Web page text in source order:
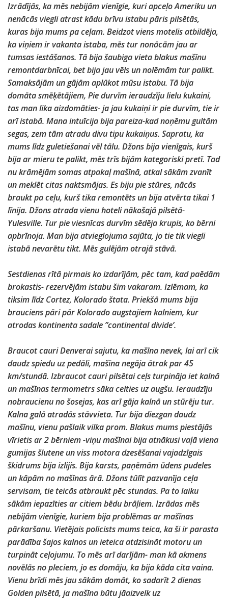
Izrādījās, ka mēs nebijām vienīgie, kuri apceļo Ameriku un
nenācās viegli atrast kādu brīvu istabu pāris pilsētās,
kuras bija mums pa ceļam. Beidzot viens motelis atbildēja,
ka viņiem ir vakanta istaba, mēs tur nonācām jau ar
tumsas iestāšanos. Tā bija šaubiga vieta blakus mašīnu
remontdarbnīcai, bet bija jau vēls un nolēmām tur palikt.
Samaksājām un gājām aplūkot mūsu istabu. Tā bija
domāta smēķētājiem, Pie durvīm ieraudzīju lielu kukaini,
tas man lika aizdomāties- ja jau kukaiņi ir pie durvīm, tie ir
arī istabā. Mana intuīcija bija pareiza-kad noņēmu gultām
segas, zem tām atradu divu tipu kukaiņus. Sapratu, ka
mums līdz guletiešanai vēl tālu. Džons bija vienīgais, kurš
bija ar mieru te palikt, mēs trīs bijām kategoriski pretī. Tad
nu krāmējām somas atpakaļ mašīnā, atkal sākām zvanīt
un meklēt citas naktsmājas. Es biju pie stūres, nācās
braukt pa ceļu, kurš tika remontēts un bija atvērta tikai 1
līnija. Džons atrada vienu hoteli nākošajā pilsētā-
Yulesville. Tur pie viesnīcas durvīm sēdēja krupis, ko bērni
apbrīnoja. Man bija atvieglojuma sajūta, jo tie tik viegli
istabā nevarētu tikt. Mēs gulējām otrajā stāvā.
Sestdienas rītā pirmais ko izdarījām, pēc tam, kad paēdām
brokastis- rezervējām istabu šim vakaram. Izlēmam, ka
tiksim līdz Cortez, Kolorado štata. Priekšā mums bija
brauciens pāri pār Kolorado augstajiem kalniem, kur
atrodas kontinenta sadale ”continental divide’.
Braucot cauri Denverai sajutu, ka mašīna nevek, lai arī cik
daudz spiedu uz pedāli, mašīna negāja ātrak par 45
km/stundā. Izbraucot cauri pilsētai ceļs turpināja iet kalnā
un mašīnas termometrs sāka celties uz augšu. Ieraudzīju
nobraucienu no šosejas, kas arī gāja kalnā un stūrēju tur.
Kalna galā atradās stāvvieta. Tur bija diezgan daudz
mašīnu, vienu pašlaik vilka prom. Blakus mums piestājās
vīrietis ar 2 bērniem -viņu mašīnai bija atnākusi vaļā viena
gumijas šlutene un viss motora dzesēšanai vajadzīgais
škidrums bija izlijis. Bija karsts, paņēmām ūdens pudeles
un kāpām no mašīnas ārā. Džons tūlīt pazvanīja ceļa
servisam, tie teicās atbraukt pēc stundas. Pa to laiku
sākām iepazīties ar citiem bēdu brāļiem. Izrādas mēs
nebijām vienīgie, kuriem bija problēmas ar mašīnas
pārkaršanu. Vietējais policists mums teica, ka ši ir parasta
parādība šajos kalnos un ieteica atdzisināt motoru un
turpināt ceļojumu. To mēs arī darījām- man kā akmens
novēlās no pleciem, jo es domāju, ka bija kāda cita vaina.
Vienu brīdi mēs jau sākām domāt, ko sadarīt 2 dienas
Golden pilsētā, ja mašīna būtu jāaizvelk uz